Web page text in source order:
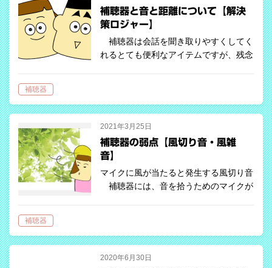
補聴器と音と距離について【解決
策ロジャー】
補聴器は会話を聞き取りやすくしてく
れるとても便利なアイテムですが、残念
で飛ばしても問題ありませんが、より理
解…
補聴器
2021年3月25日
補聴器の弱点【風切り音・風雑
音】
マイクに風が当たると発生する風切り音
補聴器には、音を拾うためのマイクが
クを搭載しています。3つのマイクを搭
載…
補聴器
2020年6月30日